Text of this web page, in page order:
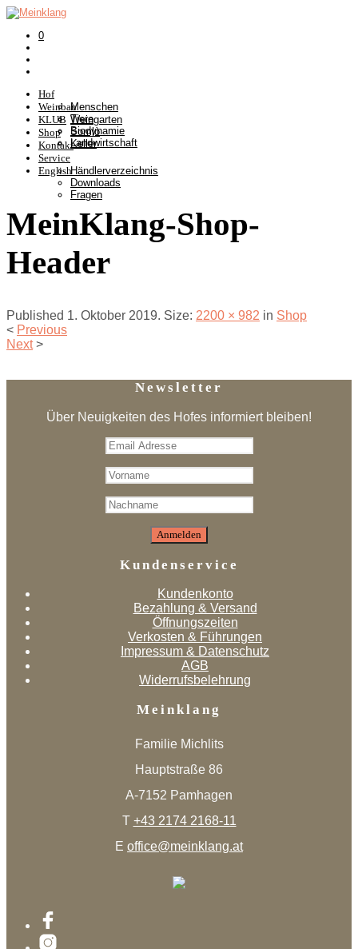
0
Hof
Menschen
Tiere
Biodynamie
Landwirtschaft
Weinbau
Weingarten
Somlò
Keller
KLUB
Shop
Kontakt
Service
Händlerverzeichnis
Downloads
Fragen
English
MeinKlang-Shop-
Header
Published 1. Oktober 2019. Size: 2200 × 982 in Shop
< Previous
Next >
Newsletter
Über Neuigkeiten des Hofes informiert bleiben!
Kundenservice
Kundenkonto
Bezahlung & Versand
Öffnungszeiten
Verkosten & Führungen
Impressum & Datenschutz
AGB
Widerrufsbelehrung
Meinklang
Familie Michlits
Hauptstraße 86
A-7152 Pamhagen
T +43 2174 2168-11
E office@meinklang.at